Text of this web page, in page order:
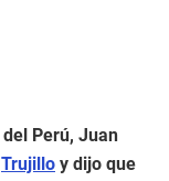
Perú, Juan
Trujillo y dijo que